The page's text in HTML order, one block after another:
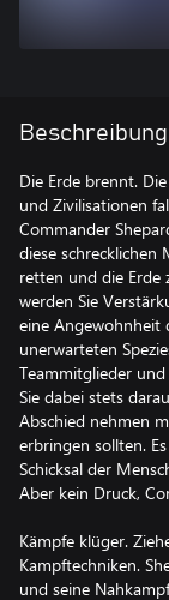
Beschreibung
Die Erde brennt.
und Zivilisationen
Commander
diese schrecklichen
retten und die Erde
werden Sie
eine Angewohnheit
unerwarteten
Teammitglieder und
Sie dabei stets
Abschied nehmen
erbringen sollten.
Schicksal der
Aber kein Druck,
Kämpfe klüger.
Kampftechniken.
und seine